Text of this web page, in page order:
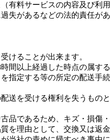
料サービスの内容及び利
があるなどの法的責任が
けることが出来ます。
以上経過した時点の属す
指定する等の所定の配送
を受ける権利を失うもの
であるため、キズ・損傷
を理由として、交換又は返